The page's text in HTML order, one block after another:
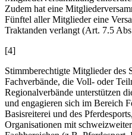
Zudem hat eine
Fünftel aller Mitglieder eine
Traktanden verlangt (Art. 7.5
[4]
Stimmberechtigte Mitglieder des
Fachverbände, die Voll- oder
Regionalverbände unterstützen
und engagieren sich im Bereich
Basisreiterei und des
Organisationen mit